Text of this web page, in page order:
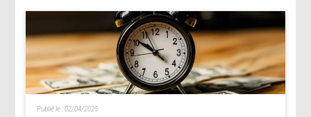
Publié le :02/04/2025